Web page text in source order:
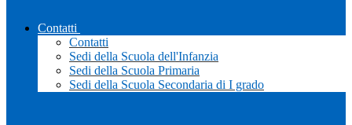
Contatti
Contatti
Sedi della Scuola dell'Infanzia
Sedi della Scuola Primaria
Sedi della Scuola Secondaria di I grado